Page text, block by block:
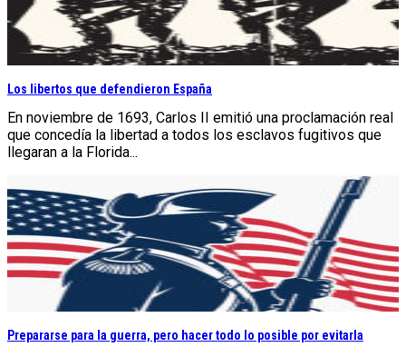
Los libertos que defendieron España
En noviembre de 1693, Carlos II emitió una proclamación real
que concedía la libertad a todos los esclavos fugitivos que
llegaran a la Florida...
Prepararse para la guerra, pero hacer todo lo posible por evitarla